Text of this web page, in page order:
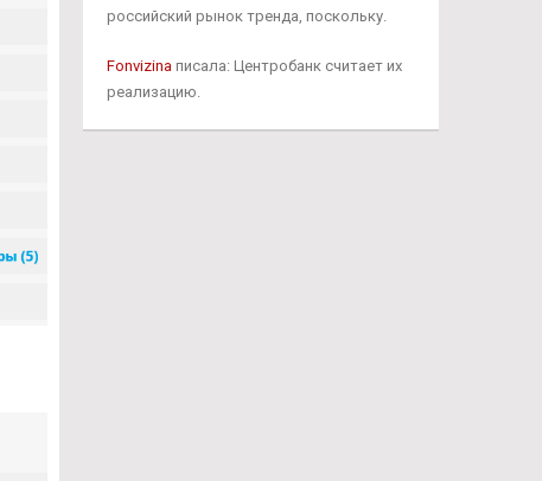
российский рынок тренда, поскольку.
Fonvizinaписала: Центробанк считает их
реализацию.